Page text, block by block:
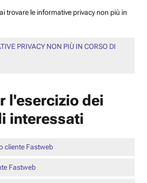
trovare le informative privacy non più in
PRIVACY NON PIÙ IN CORSO DI
l'esercizio dei
interessati
cliente Fastweb
Fastweb